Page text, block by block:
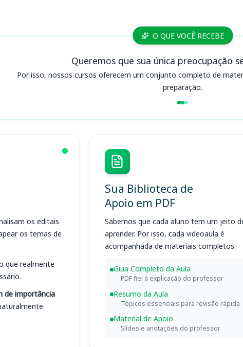
O QUE VOCÊ RECEBE
Queremos que sua única preocupação
Por isso, nossos cursos oferecem um conjunto completo de
preparação.
os editais
os temas de
que realmente
de importância
Sua Biblioteca de
Apoio em PDF
Sabemos que cada aluno tem um jeito
aprender. Por isso, cada videoaula é
acompanhada de materiais completos:
Guia Completo da Aula
PDF fiel à explicação do professor
Resumo da Aula
Tópicos essenciais para revisão rápida
Material de Apoio
Slides e anotações do professor